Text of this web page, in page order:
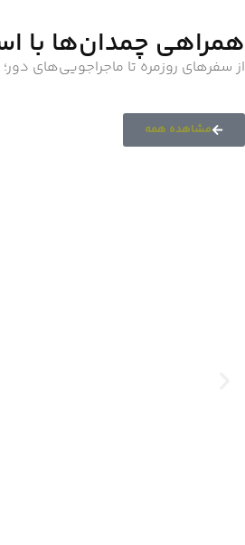
همراهی چمدان‌ها با
از سفرهای روزمره تا ماجراجویی‌های
مشاهده همه